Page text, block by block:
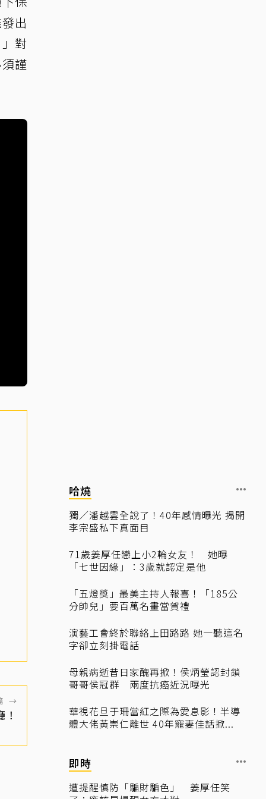
出
對
謹
→
哈燒
獨／潘越雲全說了！40年感情曝光 揭開
李宗盛私下真面目
71歲姜厚任戀上小2輪女友！ 她曝
「七世因緣」：3歲就認定是他
「五燈獎」最美主持人報喜！「185公
分帥兒」要百萬名畫當賀禮
演藝工會終於聯絡上田路路 她一聽這名
字卻立刻掛電話
母親病逝昔日家醜再掀！侯炳瑩認封鎖
哥哥侯冠群 兩度抗癌近況曝光
華視花旦于珊當紅之際為愛息影！半導
體大佬黃崇仁離世 40年寵妻佳話掀...
即時
遭提醒慎防「騙財騙色」 姜厚任笑